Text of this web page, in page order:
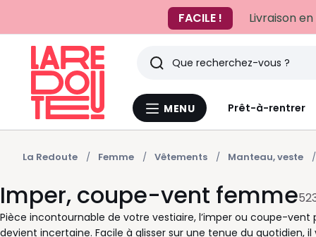
FACILE !
Livraison
Menu
MENU Prêt-à-rentrer
Rechercher
Derniers
articles
vus
La Redoute Femme Vêtements Manteau, veste
Imper, coupe-vent femme
Pièce incontournable de votre vestiaire, l’imper ou coupe-
devient incertaine. Facile à glisser sur une tenue du